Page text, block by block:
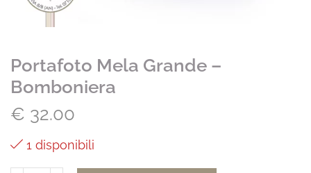
Portafoto Mela Grande –
Bomboniera
€ 32.00
1 disponibili